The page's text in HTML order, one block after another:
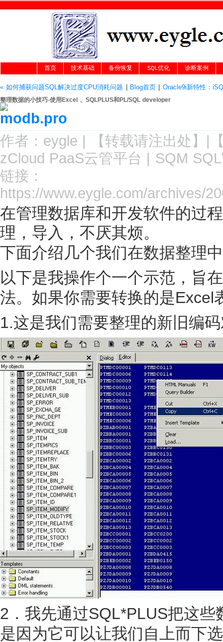
首页 技术基础 备份恢复 SQL优化 诊断案例
« 如何捕获问题SQL解决过度CPU消耗问题 Blog首页| Oracle9i新特性：
整理数据的小技巧-使用Excel 、SQLPLUS和PL/SQL developer
作者： eygle | 【转载请注出处 】|
zCloud PaaS云管平台 | SQM
链接：
https://www.eygle.com/archives/
在管理数据库和开发软件的过
理，导入，不厌其烦。
下面介绍几个我们在数据整理
以下是我操作个一个示范，旨
法。如果你需要转换的是Excel
1.这是我们需要整理的新旧编
2．我先通过SQL*PLUS把这
是因为它可以让我们自上而下